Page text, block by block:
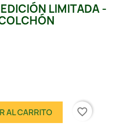
LIMITADA -
AL CARRITO favorite_border